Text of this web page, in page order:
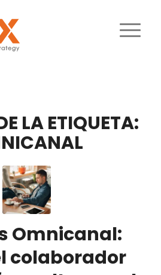
LA ETIQUETA:
Omnicanal:
colaborador